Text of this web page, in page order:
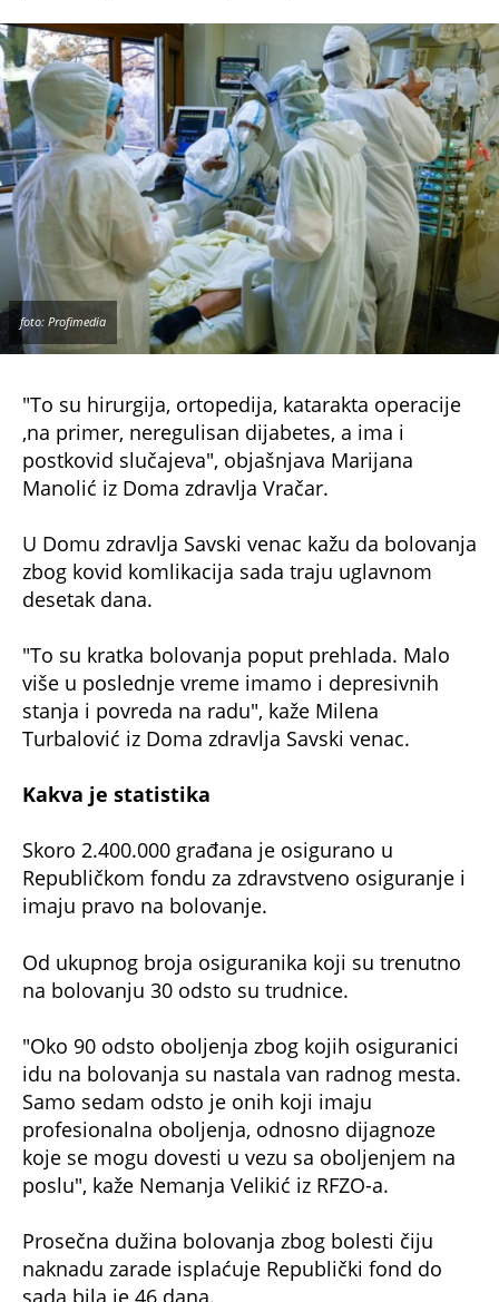
foto: Profimedia
"To su hirurgija, ortopedija, katarakta operacije
,na primer, neregulisan dijabetes, a ima i
postkovid slučajeva", objašnjava Marijana
Manolić iz Doma zdravlja Vračar.
U Domu zdravlja Savski venac kažu da bolovanja
zbog kovid komlikacija sada traju uglavnom
desetak dana.
"To su kratka bolovanja poput prehlada. Malo
više u poslednje vreme imamo i depresivnih
stanja i povreda na radu", kaže Milena
Turbalović iz Doma zdravlja Savski venac.
Kakva je statistika
Skoro 2.400.000 građana je osigurano u
Republičkom fondu za zdravstveno osiguranje i
imaju pravo na bolovanje.
Od ukupnog broja osiguranika koji su trenutno
na bolovanju 30 odsto su trudnice.
"Oko 90 odsto oboljenja zbog kojih osiguranici
idu na bolovanja su nastala van radnog mesta.
Samo sedam odsto je onih koji imaju
profesionalna oboljenja, odnosno dijagnoze
koje se mogu dovesti u vezu sa oboljenjem na
poslu", kaže Nemanja Velikić iz RFZO-a.
Prosečna dužina bolovanja zbog bolesti čiju
naknadu zarade isplaćuje Republički fond do
sada bila je 46 dana.